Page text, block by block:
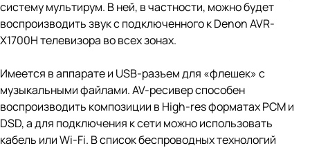
систему мультирум. В ней, в частности, можно будет
воспроизводить звук с подключенного к Denon AVR-
X1700H телевизора во всех зонах.
Имеется в аппарате и USB-разъем для «флешек» с
музыкальными файлами. AV-ресивер способен
воспроизводить композиции в High-res форматах PCM и
DSD, а для подключения к сети можно использовать
кабель или Wi-Fi. В список беспроводных технологий